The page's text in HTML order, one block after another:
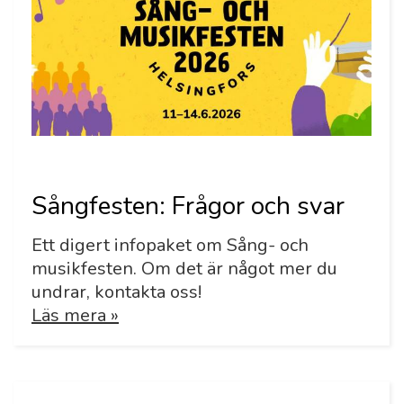
Sångfesten: Frågor och svar
Ett digert infopaket om Sång- och
musikfesten. Om det är något mer du
undrar, kontakta oss!
Läs mera »